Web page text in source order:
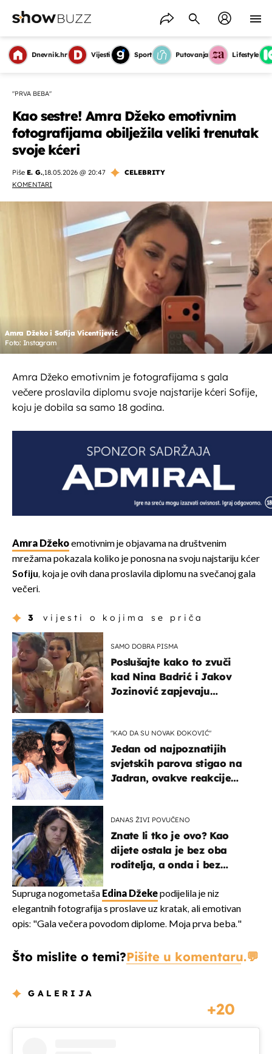
Dnevnik.hr Vijesti Sport Putovanja Lifestyle
"PRVA BEBA"
Kao sestre! Amra Džeko emotivnim
fotografijama obilježila veliki trenutak
svoje kćeri
Piše E. G.,18.05.2026 @ 20:47
CELEBRITY
KOMENTARI
Amra Džeko i Sofija Vicentijević
Foto: Instagram
Amra Džeko emotivnim je fotografijama s gala
večere proslavila diplomu svoje najstarije kćeri Sofije,
koju je dobila sa samo 18 godina.
Amra Džekoemotivnim je objavama na društvenim
mrežama pokazala koliko je ponosna na svoju najstariju kćer
Sofiju, koja je ovih dana proslavila diplomu na svečanoj gala
večeri.
3 vijesti o kojima se priča
SAMO DOBRA PISMA
Poslušajte kako to zvuči
kad Nina Badrić i Jakov
Jozinović zapjevaju
"KAO DA SU NOVAK ĐOKOVIĆ"
Jedan od najpoznatijih
svjetskih parova stigao na
Jadran, ovakve reakcije
DANAS ŽIVI POVUČENO
Znate li tko je ovo? Kao
dijete ostala je bez oba
roditelja, a onda i bez
naslijediti
Supruga nogometaša Edina Džekepodijelila je niz
elegantnih fotografija s proslave uz kratak, ali emotivan
opis: "Gala večera povodom diplome. Moja prva beba."
Što mislite o temi?Pišite u komentaru.
GALERIJA
20
OMOGUĆI OBAVIJESTI